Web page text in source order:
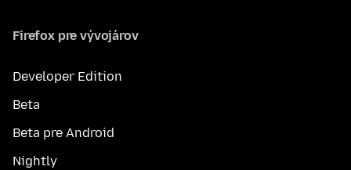
Firefox pre vývojárov
Developer Edition
Beta
Beta pre Android
Nightly